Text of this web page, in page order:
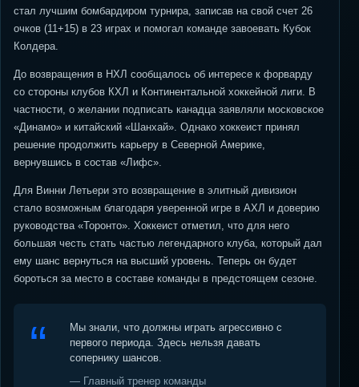
стал лучшим бомбардиром турнира, записав на свой счет 26
очков (11+15) в 23 играх и помогал команде завоевать Кубок
Колдера.
До возвращения в НХЛ сообщалось об интересе к форварду
со стороны клубов КХЛ и Континентальной хоккейной лиги. В
частности, о желании подписать канадца заявляли московское
«Динамо» и китайский «Шанхай». Однако хоккеист принял
решение продолжить карьеру в Северной Америке,
вернувшись в состав «Лифс».
Для Винни Летьери это возвращение в элитный дивизион
стало возможным благодаря уверенной игре в АХЛ и доверию
руководства «Торонто». Хоккеист отметил, что для него
большая честь стать частью легендарного клуба, который дал
ему шанс вернуться на высший уровень. Теперь он будет
бороться за место в составе команды в предстоящем сезоне.
Мы знали, что должны играть агрессивно с
первого периода. Здесь нельзя давать
сопернику шансов.
— Главный тренер команды